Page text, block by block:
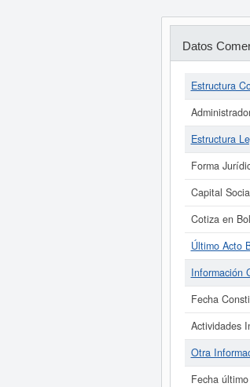
Datos
Estructura
Estructura
Forma
Capital
Cotiza en
Último Acto
Información
Fecha
Actividades
Otra
Fecha